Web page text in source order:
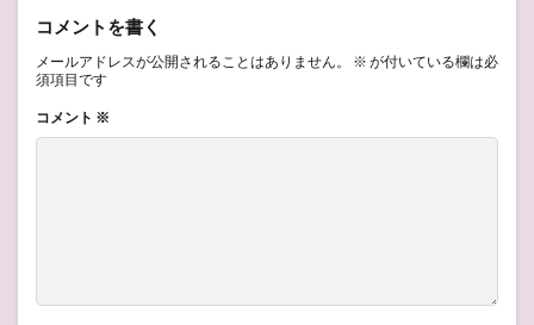
コメントを書く
メールアドレスが公開されることはありません。 ※ が付いている欄は必
須項目です
コメント ※